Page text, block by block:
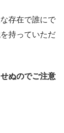
存在で誰にで
持っていただ
ぬのでご注意